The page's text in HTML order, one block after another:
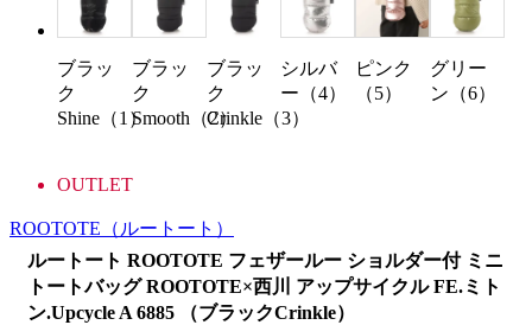
ブラッ
ク
Shine（1）
ブラッ
ク
Smooth（2）
ブラッ
ク
Crinkle（3）
シルバ
ー（4）
ピンク
（5）
グリー
ン（6）
OUTLET
ROOTOTE （ルートート）
ルートート ROOTOTE フェザールー ショルダー付 ミニ
トートバッグ ROOTOTE×西川 アップサイクル FE.ミト
ン.Upcycle A 6885 （ブラックCrinkle）